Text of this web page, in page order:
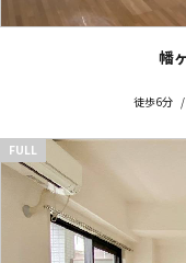
幡
徒歩6分
FULL